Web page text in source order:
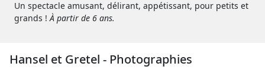
Un spectacle amusant, délirant, appétissant, pour petits et
grands !À partir de 6 ans.
Hansel et Gretel - Photographies